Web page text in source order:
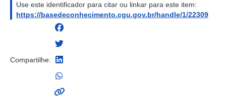
Use este identificador para citar ou linkar para este item:
https://basedeconhecimento.cgu.gov.br/handle/1/22309
Compartilhe: